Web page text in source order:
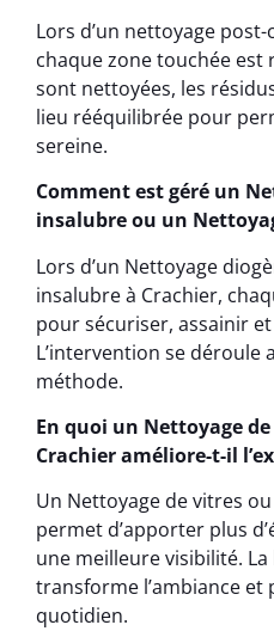
Lors d’un nettoyage
chaque zone touchée est
sont nettoyées, les
lieu rééquilibrée pour
sereine.
Comment est géré un
insalubre ou un
Lors d’un Nettoyage
insalubre à Crachier,
pour sécuriser, assainir et
L’intervention se déroule
méthode.
En quoi un Nettoyage
Crachier améliore-t-il
Un Nettoyage de vitres
permet d’apporter plus
une meilleure visibilité.
transforme l’ambiance
quotidien.